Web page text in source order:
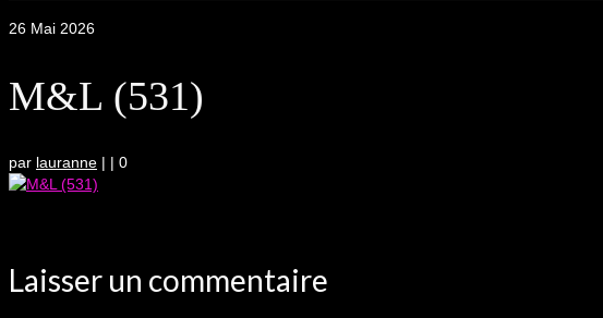
26 Mai 2026
M&L (531)
par lauranne | | 0
Laisser un commentaire